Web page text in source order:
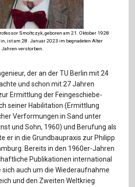
Smoltczyk, geboren am 21. Oktober 1928
ist am 28. Januar 2023 im begnadeten Alter
Jahren verstorben.
der an der TU Berlin mit 24
und schon mit 27 Jahren
Ermittlung der Feingeschiebe-
seiner Habilitation (Ermittlung
Verformungen in Sand unter
und Sohn, 1960) und Berufung als
er in die Grundbaupraxis zur Philipp
Bereits in den 1960er-Jahren
Publikationen international
auch um die Wiederaufnahme
und den Zweiten Weltkrieg